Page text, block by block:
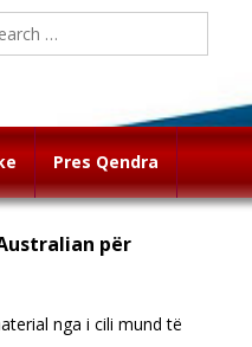
Pres Qendra
për
nga i cili mund të